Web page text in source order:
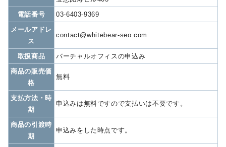
電話番号
03-6403-9369
メールアドレ
ス
contact@whitebear-seo.com
取扱商品
バーチャルオフィスの申込み
商品の販売価
格
無料
支払方法・時
期
申込みは無料ですので支払いは不要です。
商品の引渡時
期
申込みをした時点です。